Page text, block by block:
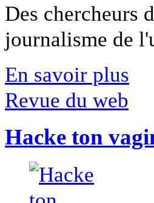
Des chercheurs
journalisme de
En savoir plus
Revue du web
Hacke ton